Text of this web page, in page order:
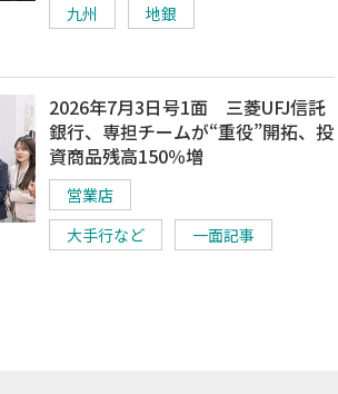
九州
地銀
2026年7月3日号1面 三菱UFJ信託
銀行、専担チームが“重役”開拓、投
資商品残高150％増
営業店
大手行など
一面記事